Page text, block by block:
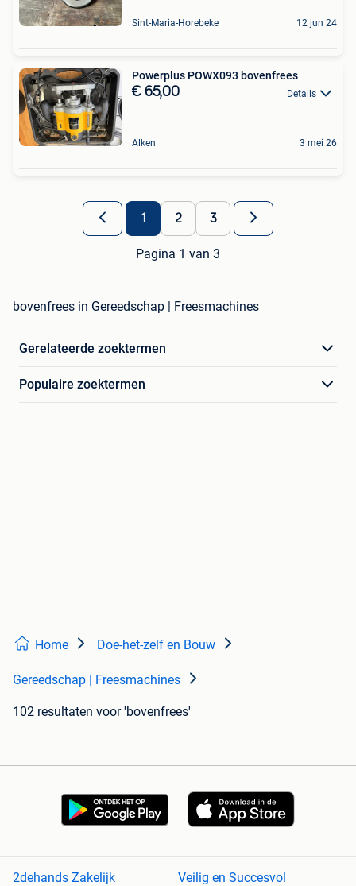
Sint-Maria-Horebeke 12 jun 24
Powerplus POWX093 bovenfrees
€ 65,00 Details
Alken 3 mei 26
1 2 3
Pagina 1 van 3
bovenfrees in Gereedschap | Freesmachines
Gerelateerde zoektermen
Populaire zoektermen
Home Doe-het-zelf en Bouw
Gereedschap | Freesmachines
102 resultaten voor 'bovenfrees'
2dehands Zakelijk Veilig en Succesvol